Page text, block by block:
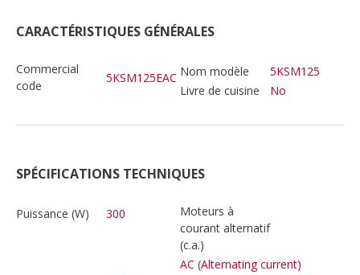
CARACTÉRISTIQUES GÉNÉRALES
Commercial
code
5KSM125EAC Nom modèle
5KSM125
Livre de cuisine
No
SPÉCIFICATIONS TECHNIQUES
Puissance (W) 300
Moteurs à
courant alternatif
(c.a.)
AC (Alternating current)